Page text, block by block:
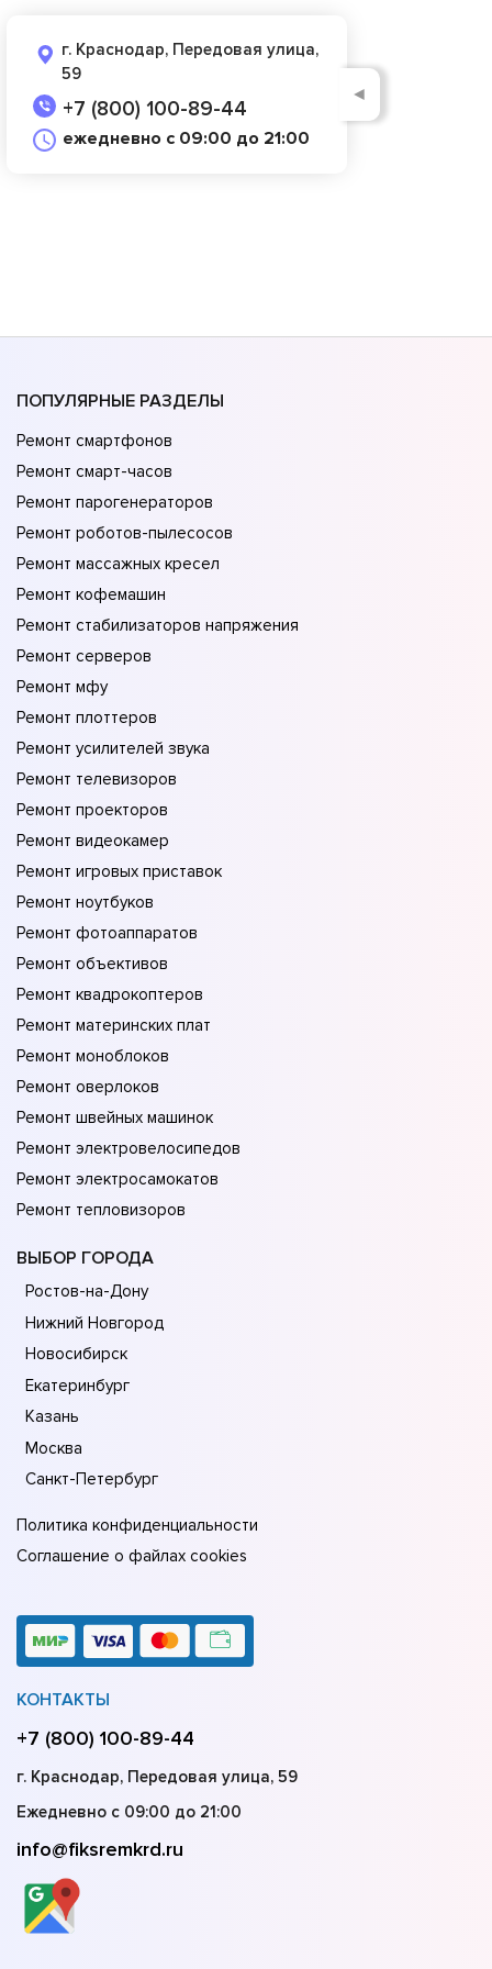
г. Краснодар, Передовая улица,
59
+7 (800) 100-89-44
ежедневно с 09:00 до 21:00
◄
ПОПУЛЯРНЫЕ РАЗДЕЛЫ
Ремонт смартфонов
Ремонт смарт-часов
Ремонт парогенераторов
Ремонт роботов-пылесосов
Ремонт массажных кресел
Ремонт кофемашин
Ремонт стабилизаторов напряжения
Ремонт серверов
Ремонт мфу
Ремонт плоттеров
Ремонт усилителей звука
Ремонт телевизоров
Ремонт проекторов
Ремонт видеокамер
Ремонт игровых приставок
Ремонт ноутбуков
Ремонт фотоаппаратов
Ремонт объективов
Ремонт квадрокоптеров
Ремонт материнских плат
Ремонт моноблоков
Ремонт оверлоков
Ремонт швейных машинок
Ремонт электровелосипедов
Ремонт электросамокатов
Ремонт тепловизоров
ВЫБОР ГОРОДА
Ростов-на-Дону
Нижний Новгород
Новосибирск
Екатеринбург
Казань
Москва
Санкт-Петербург
Политика конфиденциальности
Соглашение о файлах cookies
КОНТАКТЫ
+7 (800) 100-89-44
г. Краснодар, Передовая улица, 59
Ежедневно с 09:00 до 21:00
info@fiksremkrd.ru